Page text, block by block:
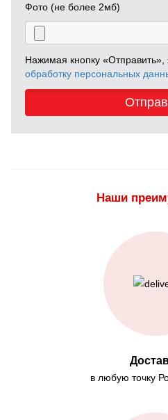
Фото (не более 2мб)
Нажимая кнопку
обработку персональных
Наши
в любую точку